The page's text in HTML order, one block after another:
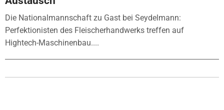
Die Nationalmannschaft zu Gast bei Seydelmann:
Perfektionisten des Fleischerhandwerks treffen auf
Hightech-Maschinenbau....